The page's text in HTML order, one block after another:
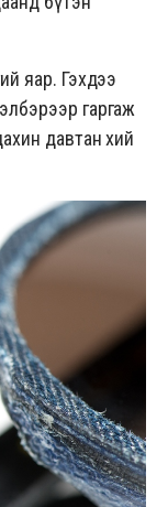
яар. Гэхдээ
гаргаж
давтан хий